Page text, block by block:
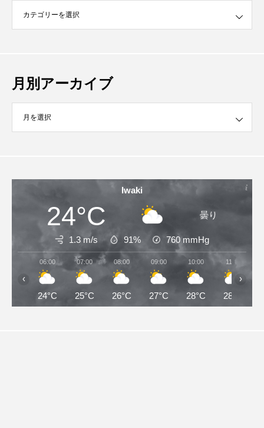
月別アーカイブ
Iwaki
24°C 曇り
1.3 m/s 91% 760 mmHg
06:00
24°C
07:00
25°C
08:00
26°C
09:00
27°C
10:00
28°C
11:00
28°C
‹ ›